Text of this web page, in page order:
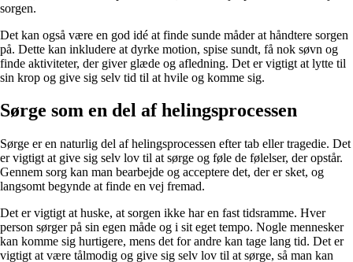
sorgen.
Det kan også være en god idé at finde sunde måder at håndtere sorgen
på. Dette kan inkludere at dyrke motion, spise sundt, få nok søvn og
finde aktiviteter, der giver glæde og afledning. Det er vigtigt at lytte til
sin krop og give sig selv tid til at hvile og komme sig.
Sørge som en del af helingsprocessen
Sørge er en naturlig del af helingsprocessen efter tab eller tragedie. Det
er vigtigt at give sig selv lov til at sørge og føle de følelser, der opstår.
Gennem sorg kan man bearbejde og acceptere det, der er sket, og
langsomt begynde at finde en vej fremad.
Det er vigtigt at huske, at sorgen ikke har en fast tidsramme. Hver
person sørger på sin egen måde og i sit eget tempo. Nogle mennesker
kan komme sig hurtigere, mens det for andre kan tage lang tid. Det er
vigtigt at være tålmodig og give sig selv lov til at sørge, så man kan